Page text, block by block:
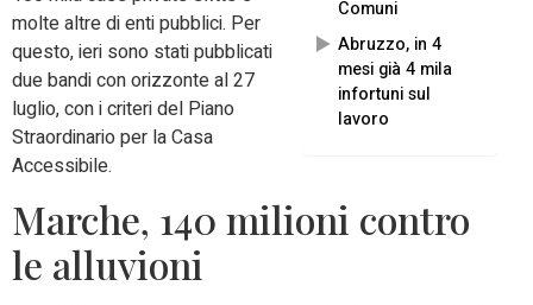
Comuni
Abruzzo, in 4
mesi già 4 mila
infortuni sul
lavoro
molte altre di enti pubblici. Per
questo, ieri sono stati pubblicati
due bandi con orizzonte al 27
luglio, con i criteri del Piano
Straordinario per la Casa
Accessibile.
Marche, 140 milioni contro
le alluvioni